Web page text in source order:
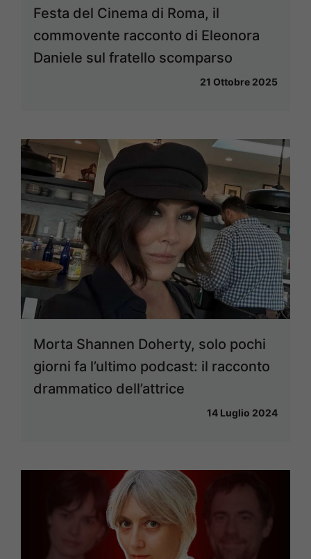
Festa del Cinema di Roma, il
commovente racconto di Eleonora
Daniele sul fratello scomparso
21 Ottobre 2025
Morta Shannen Doherty, solo pochi
giorni fa l’ultimo podcast: il racconto
drammatico dell’attrice
14 Luglio 2024